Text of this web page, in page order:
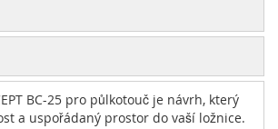
BC-25 pro půlkotouč je návrh, který
a uspořádaný prostor do vaší ložnice.